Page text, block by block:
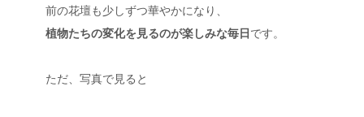
前の花壇も少しずつ華やかになり、
植物たちの変化を見るのが楽しみな毎日 です。
ただ、写真で見ると